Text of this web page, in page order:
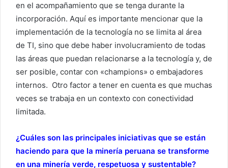
en el acompañamiento que se tenga durante la
incorporación. Aquí es importante mencionar que la
implementación de la tecnología no se limita al área
de TI, sino que debe haber involucramiento de todas
las áreas que puedan relacionarse a la tecnología y, de
ser posible, contar con «champions» o embajadores
internos. Otro factor a tener en cuenta es que muchas
veces se trabaja en un contexto con conectividad
limitada.
¿Cuáles son las principales iniciativas que se están
haciendo para que la minería peruana se transforme
en una minería verde, respetuosa y sustentable?